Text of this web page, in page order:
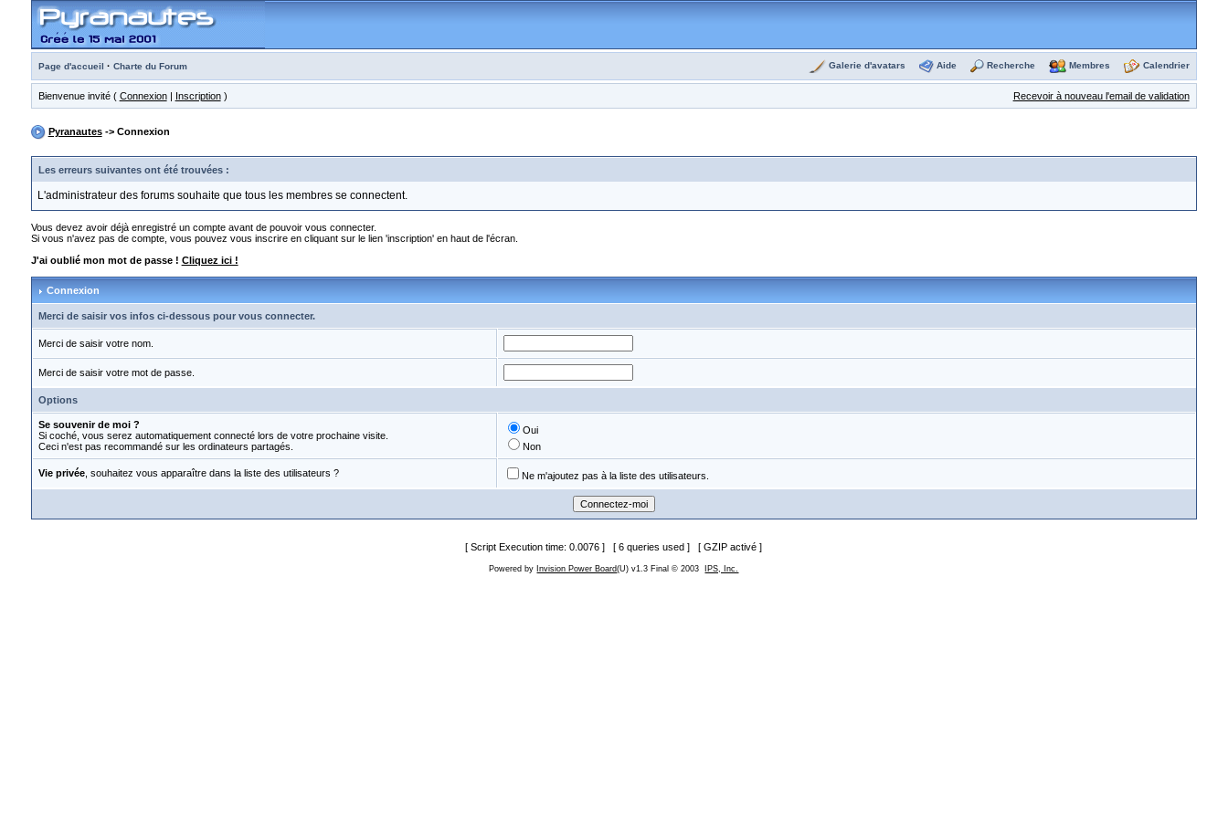
Page d'accueil · Charte du Forum Galerie d'avatars Aide Recherche Membres Calendrier
Bienvenue invité ( Connexion| Inscription) Recevoir à nouveau l'email de validation
Pyranautes-> Connexion
Les erreurs suivantes ont été trouvées :
L'administrateur des forums souhaite que tous les membres se connectent.
Vous devez avoir déjà enregistré un compte avant de pouvoir vous connecter.
Si vous n'avez pas de compte, vous pouvez vous inscrire en cliquant sur le lien 'inscription' en haut de l'écran.
J'ai oublié mon mot de passe ! Cliquez ici !
Connexion
Merci de saisir vos infos ci-dessous pour vous connecter.
Merci de saisir votre nom.
Merci de saisir votre mot de passe.
Options
Se souvenir de moi ?
Si coché, vous serez automatiquement connecté lors de votre prochaine visite.
Ceci n'est pas recommandé sur les ordinateurs partagés.
Oui
Non
Vie privée, souhaitez vous apparaître dans la liste des utilisateurs ? Ne m'ajoutez pas à la liste des utilisateurs.
[ Script Execution time: 0.0076 ] [ 6 queries used ] [ GZIP activé ]
Powered by Invision Power Board(U) v1.3 Final © 2003 IPS, Inc.